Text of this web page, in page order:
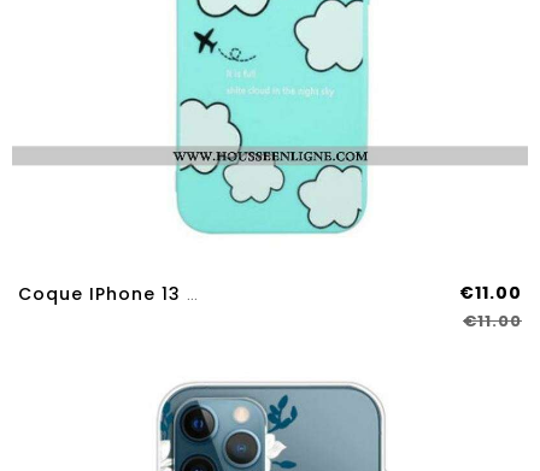
Coque IPhone 13 Pro Max Chien Dans Les Nuages 3D €11.00
€11.00